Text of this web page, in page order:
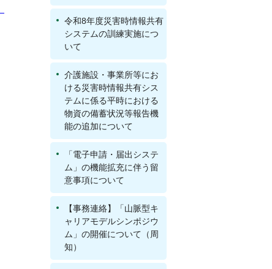
令和8年度災害時情報共有
システムの訓練実施につ
いて
介護施設・事業所等にお
ける災害時情報共有シス
テムに係る平時における
物資の備蓄状況等報告機
能の追加について
「電子申請・届出システ
ム」の機能拡充に伴う留
意事項について
【事務連絡】「山脈型キ
ャリアモデルシンポジウ
ム」の開催について（周
知）